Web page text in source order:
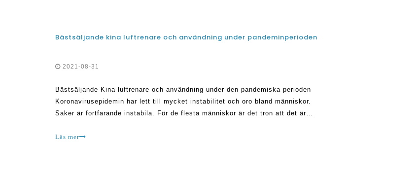
Bästsäljande kina luftrenare och användning under pandeminperioden
2021-08-31
Bästsäljande Kina luftrenare och användning under den pandemiska perioden
Koronavirusepidemin har lett till mycket instabilitet och oro bland människor.
Saker är fortfarande instabila. För de flesta människor är det tron ​​att det är
Läs mer